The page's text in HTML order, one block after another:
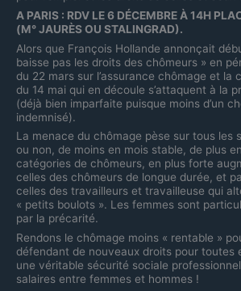
A PARIS : RDV LE 6 DÉCEMBRE À 14H
(M° JAURÈS OU STALINGRAD).
Alors que François Hollande annonçait
baisse pas les droits des chômeurs » en
du 22 mars sur l’assurance chômage et la
du 14 mai qui en découle s’attaquent à la
(déjà bien imparfaite puisque moins d’un
indemnisé).
La menace du chômage pèse sur tous les
ou non, de moins en mois stable, de plus
catégories de chômeurs, en plus forte
celles des chômeurs de longue durée, et
celles des travailleurs et travailleuse qui
« petits boulots ». Les femmes sont
par la précarité.
Rendons le chômage moins « rentable »
défendant de nouveaux droits pour toutes
une véritable sécurité sociale
salaires entre femmes et hommes !